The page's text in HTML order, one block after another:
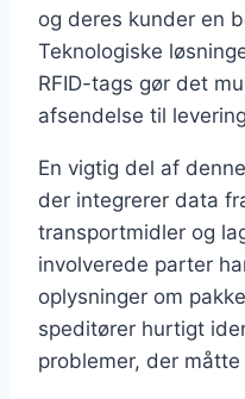
og deres kunder en
Teknologiske
RFID-tags gør det
afsendelse til
En vigtig del af
der integrerer data
transportmidler og
involverede parter
oplysninger om
speditører hurtigt
problemer, der